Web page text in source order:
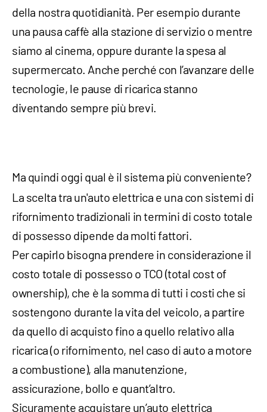
della nostra quotidianità. Per esempio durante
una pausa caffè alla stazione di servizio o mentre
siamo al cinema, oppure durante la spesa al
supermercato. Anche perché con l’avanzare delle
tecnologie, le pause di ricarica stanno
diventando sempre più brevi.
Ma quindi oggi qual è il sistema più conveniente?
La scelta tra un'auto elettrica e una con sistemi di
rifornimento tradizionali in termini di costo totale
di possesso dipende da molti fattori.
Per capirlo bisogna prendere in considerazione il
costo totale di possesso o TCO (total cost of
ownership), che è la somma di tutti i costi che si
sostengono durante la vita del veicolo, a partire
da quello di acquisto fino a quello relativo alla
ricarica (o rifornimento, nel caso di auto a motore
a combustione), alla manutenzione,
assicurazione, bollo e quant’altro.
Sicuramente acquistare un’auto elettrica